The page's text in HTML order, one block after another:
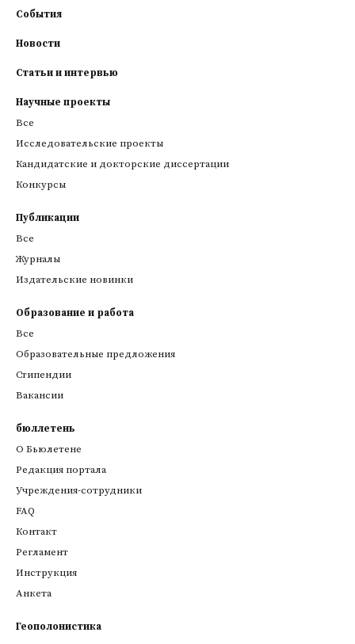
События
Новости
Статьи и интервью
Научные проекты
Все
Исследовательские проекты
Кандидатские и докторские диссертации
Конкурсы
Публикации
Все
Журналы
Издательские новинки
Образование и работа
Все
Образовательные предложения
Стипендии
Вакансии
бюллетень
О Бьюлетене
Редакция портала
Учреждения-сотрудники
FAQ
Контакт
Регламент
Инструкция
Анкета
Геополонистика